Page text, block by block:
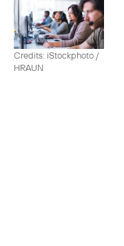
Credits: iStockphoto /
HRAUN